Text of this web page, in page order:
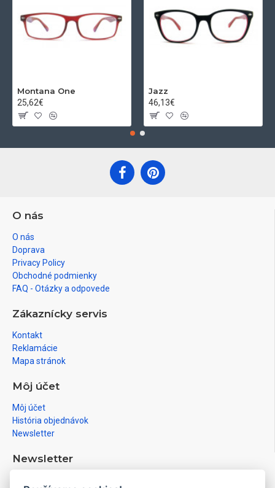
Montana One
25,62€
Jazz
46,13€
O nás
O nás
Doprava
Privacy Policy
Obchodné podmienky
FAQ - Otázky a odpovede
Zákaznícky servis
Kontakt
Reklamácie
Mapa stránok
Môj účet
Môj účet
História objednávok
Newsletter
Newsletter